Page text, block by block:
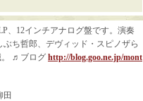
、12インチアナログ盤です。演奏
ち哲郎、デヴィッド・スピノザら
。 ♬ブログ http://blog.goo.ne.jp/mont
田